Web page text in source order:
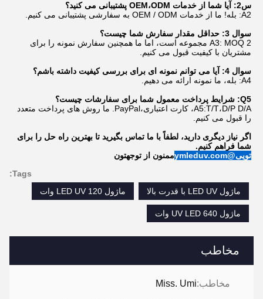
مخاطب
مخاطب:Miss. Umi
س2: آیا شما از خدمات OEM،ODM پشتیبانی می کنید؟
A2: بله! ما از خدمات OEM / ODM به سفارشی پشتیبانی می کنیم.
سوال 3: حداقل مقدار سفارش شما چیست؟
A3: MOQ 2 مجموعه است، اما ما همچنین سفارش نمونه را برای
مشتریان با کیفیت قبول می کنیم.
سوال 4: آیا می توانم نمونه ای برای بررسی کیفیت داشته باشم؟
A4: بله، ما نمونه ارائه می دهیم.
Q5: شرایط پرداخت معمول شما برای سفارشات چیست؟
A5:T/T،D/P D/A، کارت اعتباری،PayPal. ما روش های پرداخت متعدد
را قبول می کنیم.
اگر نیاز دیگری دارید، لطفاً با ما تماس بگیرید تا بهترین راه حل را برای
شما فراهم کنیم.
تویی@ymleduv.com
ممنون از توجهتون
Tags:
ماژول LED UV با قدرت بالا
ماژول LED UV 120 وات
ماژول UV LED 640 وات